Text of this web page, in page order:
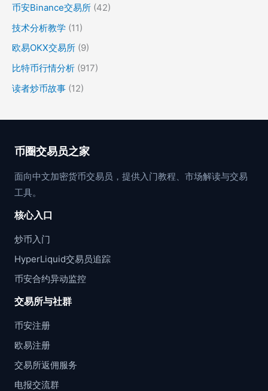
币安Binance交易所 (42)
技术分析教学 (11)
欧易OKX交易所 (9)
比特币行情分析 (917)
读者炒币故事 (12)
币圈交易员之家
面向中文加密货币交易员，提供入门教程、市场解读与交易
工具。
核心入口
炒币入门
HyperLiquid交易员追踪
币安合约异动监控
交易所与社群
币安注册
欧易注册
交易所返佣服务
电报交流群